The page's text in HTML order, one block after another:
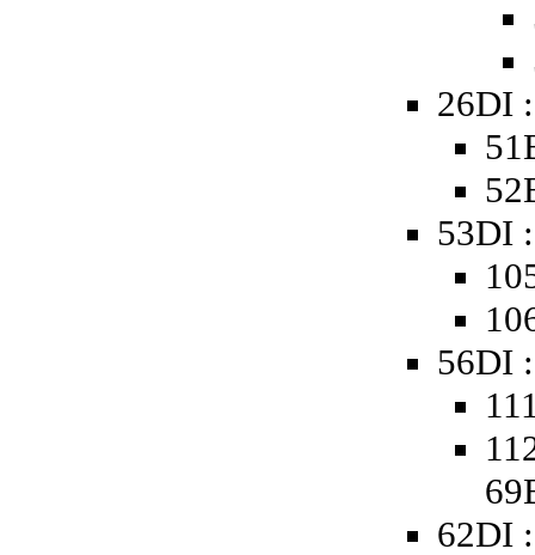
26DI
53DI :
56DI :
62DI :